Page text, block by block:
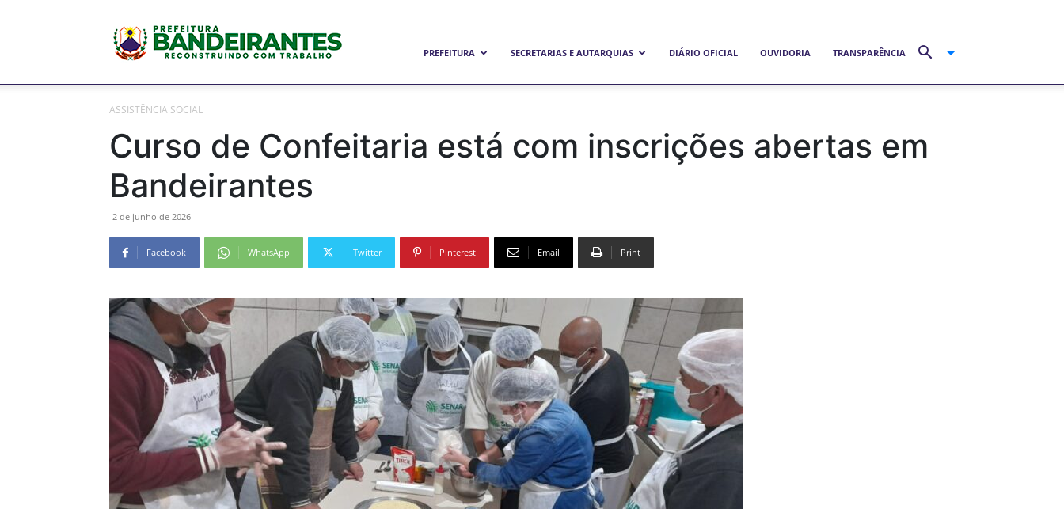
PREFEITURA SECRETARIAS E AUTARQUIAS DIÁRIO OFICIAL OUVIDORIA TRANSPARÊNCIA
ASSISTÊNCIA SOCIAL
Curso de Confeitaria está com inscrições abertas em
Bandeirantes
2 de junho de 2026
Facebook WhatsApp Twitter Pinterest Email Print